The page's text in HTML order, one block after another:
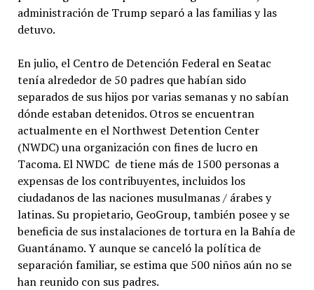
administración de Trump separó a las familias y las
detuvo.
En julio, el Centro de Detención Federal en Seatac
tenía alrededor de 50 padres que habían sido
separados de sus hijos por varias semanas y no sabían
dónde estaban detenidos. Otros se encuentran
actualmente en el Northwest Detention Center
(NWDC) una organización con fines de lucro en
Tacoma. El NWDC de tiene más de 1500 personas a
expensas de los contribuyentes, incluidos los
ciudadanos de las naciones musulmanas / árabes y
latinas. Su propietario, GeoGroup, también posee y se
beneficia de sus instalaciones de tortura en la Bahía de
Guantánamo. Y aunque se canceló la política de
separación familiar, se estima que 500 niños aún no se
han reunido con sus padres.